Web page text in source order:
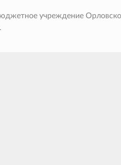
учреждение